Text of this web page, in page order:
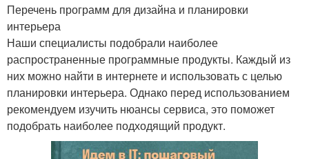
Перечень программ для дизайна и планировки
интерьера
Наши специалисты подобрали наиболее
распространенные программные продукты. Каждый из
них можно найти в интернете и использовать с целью
планировки интерьера. Однако перед использованием
рекомендуем изучить нюансы сервиса, это поможет
подобрать наиболее подходящий продукт.